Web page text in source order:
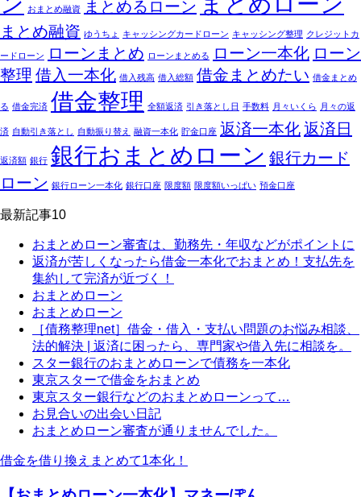
おまとめ融資 まとめるローン
まとめ融資 ゆうちょ キャッシングカードローン キャッシング整理 クレジットカ
ードローン ローンまとめ ローンまとめる ローン一本化 ローン
整理 借入一本化 借入残高 借入総額 借金まとめたい 借金まとめ
る 借金完済 借金整理 全額返済 引き落とし日 手数料 月々いくら 月々の返
済 自動引き落とし 自動振り替え 融資一本化 貯金口座 返済一本化返済日
返済額 銀行 銀行おまとめローン 銀行カード
ローン 銀行ローン一本化 銀行口座 限度額 限度額いっぱい 預金口座
最新記事10
おまとめローン審査は、勤務先・年収などがポイントに
返済が苦しくなったら借金一本化でおまとめ！支払先を
集約して完済が近づく！
おまとめローン
おまとめローン
［債務整理net］借金・借入・支払い問題のお悩み相談、
法的解決 | 返済に困ったら、専門家や借入先に相談を。
スター銀行のおまとめローンで債務を一本化
東京スターで借金をおまとめ
東京スター銀行などのおまとめローンって…
お見合いの出会い日記
おまとめローン審査が通りませんでした。
借金を借り換えまとめて1本化！